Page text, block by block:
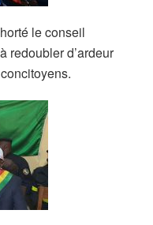
le conseil
redoubler d’ardeur